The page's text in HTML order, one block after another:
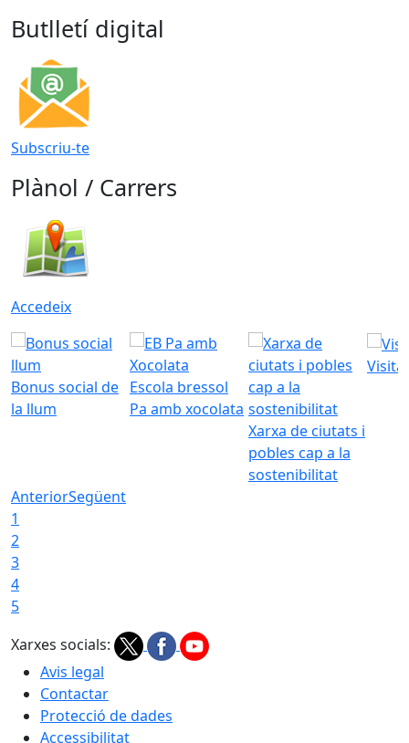
Butlletí digital
Subscriu-te
Plànol / Carrers
Accedeix
Bonus social de
la llum
Escola bressol
Pa amb xocolata
Xarxa de ciutats i
pobles cap a la
sostenibilitat
Visita
AnteriorSegüent
1
2
3
4
5
Xarxes socials:
Avis legal
Contactar
Protecció de dades
Accessibilitat